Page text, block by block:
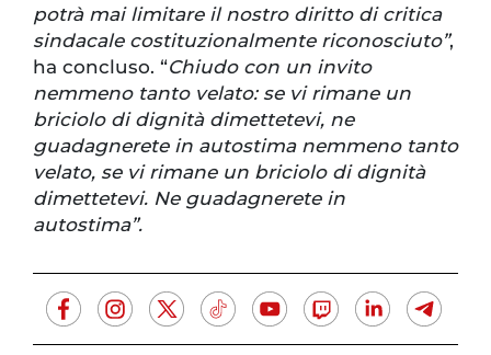
potrà mai limitare il nostro diritto di critica
sindacale costituzionalmente riconosciuto”,
ha concluso. “Chiudo con un invito
nemmeno tanto velato: se vi rimane un
briciolo di dignità dimettetevi, ne
guadagnerete in autostima nemmeno tanto
velato, se vi rimane un briciolo di dignità
dimettetevi. Ne guadagnerete in
autostima”.